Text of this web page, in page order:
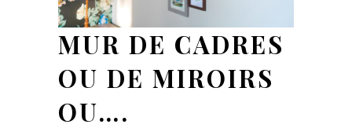
MUR DE CADRES
OU DE MIROIRS
OU….